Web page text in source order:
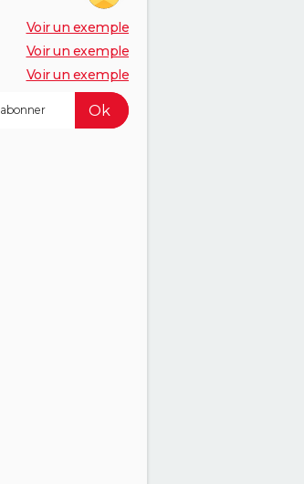
Voir un exemple
Voir un exemple
Voir un exemple